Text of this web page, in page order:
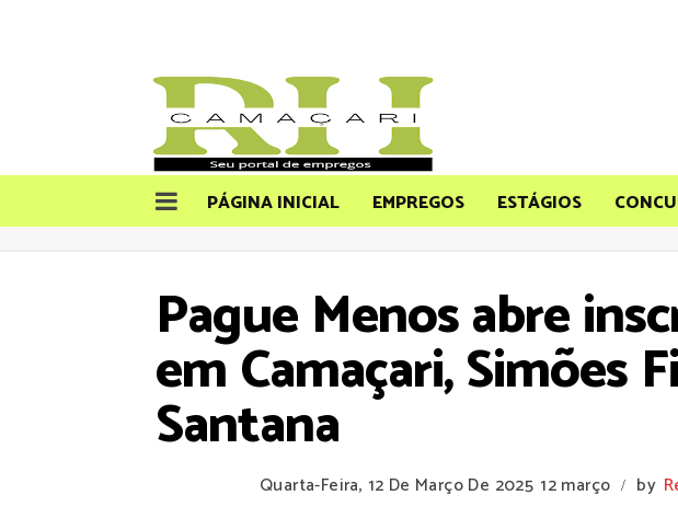
PÁGINA INICIAL EMPREGOS ESTÁGIOS
Pague Menos abre
em Camaçari, Simões
Santana
Quarta-Feira, 12 De Março De 2025 12 março / by